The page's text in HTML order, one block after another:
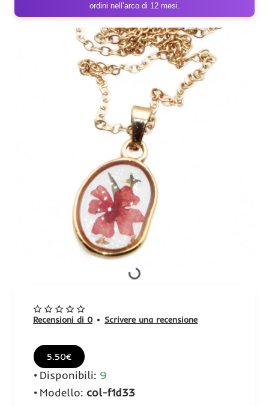
ordini nell’arco di 12 mesi.
Recensioni di 0 • Scrivere una recensione
5.50€
Disponibili: 9
Modello: col-f1d33